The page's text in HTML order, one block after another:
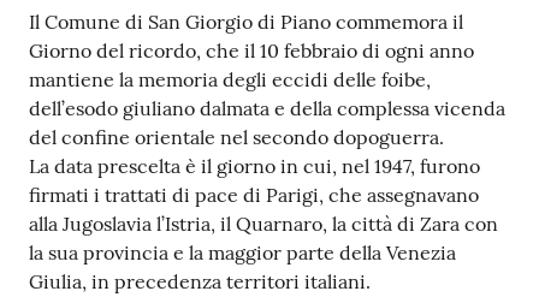
o
P
r
e
t
o
r
i
o
O
Contenuto
Il Comune di San Giorgio di Piano commemora il
Giorno del ricordo, che il 10 febbraio di ogni anno
mantiene la memoria degli eccidi delle foibe,
dell’esodo giuliano dalmata e della complessa vicenda
del confine orientale nel secondo dopoguerra.
La data prescelta è il giorno in cui, nel 1947, furono
firmati i trattati di pace di Parigi, che assegnavano
alla Jugoslavia l’Istria, il Quarnaro, la città di Zara con
la sua provincia e la maggior parte della Venezia
Giulia, in precedenza territori italiani.